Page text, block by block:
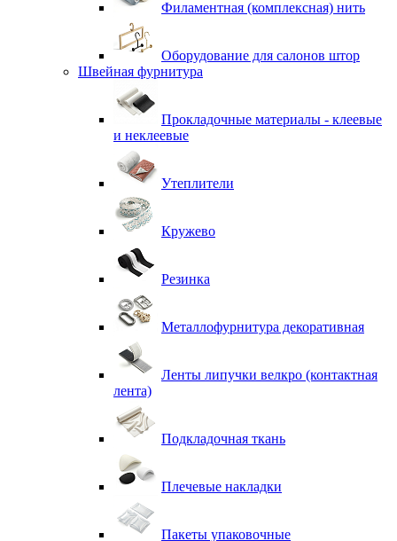
Филаментная (комплексная) нить
Оборудование для салонов штор
Швейная фурнитура
Прокладочные материалы - клеевые
и неклеевые
Утеплители
Кружево
Резинка
Металлофурнитура декоративная
Ленты липучки велкро (контактная
лента)
Подкладочная ткань
Плечевые накладки
Пакеты упаковочные